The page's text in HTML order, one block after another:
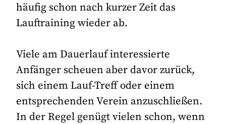
häufig schon nach kurzer Zeit das
Lauftraining wieder ab.
Viele am Dauerlauf interessierte
Anfänger scheuen aber davor zurück,
sich einem Lauf-Treff oder einem
entsprechenden Verein anzuschließen.
In der Regel genügt vielen schon, wenn